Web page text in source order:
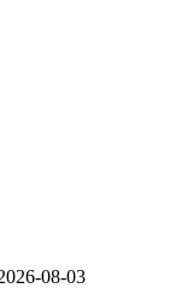
08-03